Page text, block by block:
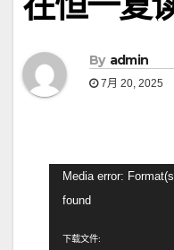
By admin
7月 20, 2025
Media error:
found
下载文件: